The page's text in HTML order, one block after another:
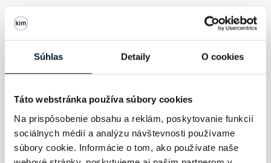
Súhlas Detaily O cookies
Táto webstránka používa súbory cookies
Na prispôsobenie obsahu a reklám, poskytovanie funkcií
sociálnych médií a analýzu návštevnosti používame
súbory cookie. Informácie o tom, ako používate naše
Lucia Ježovičová zo Stratégii v
s Janou
Slovakia hovoria o etike a trendoch v influencer
podcastove platformy Apple alebo Spotify.